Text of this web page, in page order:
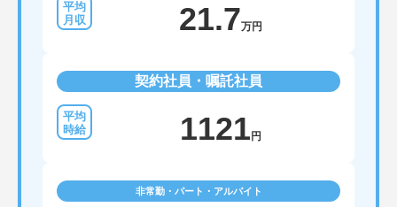
21.7万円
契約社員・嘱託社員
1121 円
非常勤・パート・アルバイト